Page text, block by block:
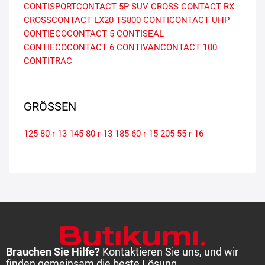
CONTISPORTCONTACT 5P SUV CROSS CONTACT RX
CROSSCONTACT LX20 TS800 CONTICONTACT UHP
CONTIECOCONTACT 5 CONTISEAL
CONTIECOCONTACT 6 CONTIVANCONTACT 100
CONTITRAC
GRÖSSEN
125-80-r-13 145-80-r-13 185-60-r-15 205-55-r-16
Brauchen Sie Hilfe? Kontaktieren Sie uns, und wir